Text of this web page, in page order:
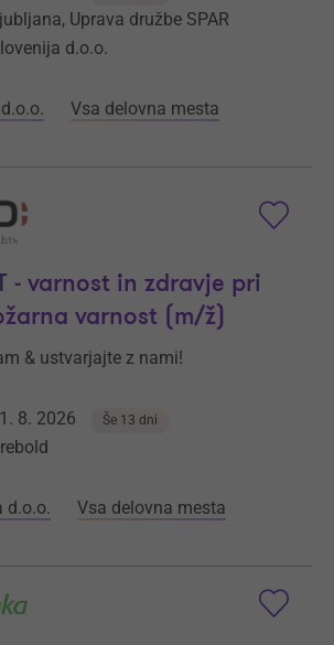
Uprava družbe SPAR
d.o.o.
Vsa delovna mesta
- varnost in zdravje pri
varnost (m/ž)
& ustvarjajte z nami!
8. 2026 Še 13 dni
d.o.o. Vsa delovna mesta